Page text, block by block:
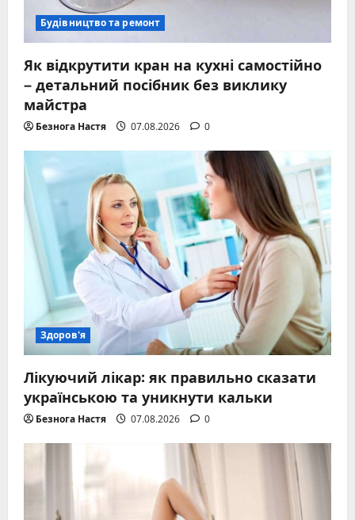
Будівництво та ремонт
Як відкрутити кран на кухні самостійно
– детальний посібник без виклику
майстра
Безнога Настя 07.08.2026 0
Здоров'я
Лікуючий лікар: як правильно сказати
українською та уникнути кальки
Безнога Настя 07.08.2026 0